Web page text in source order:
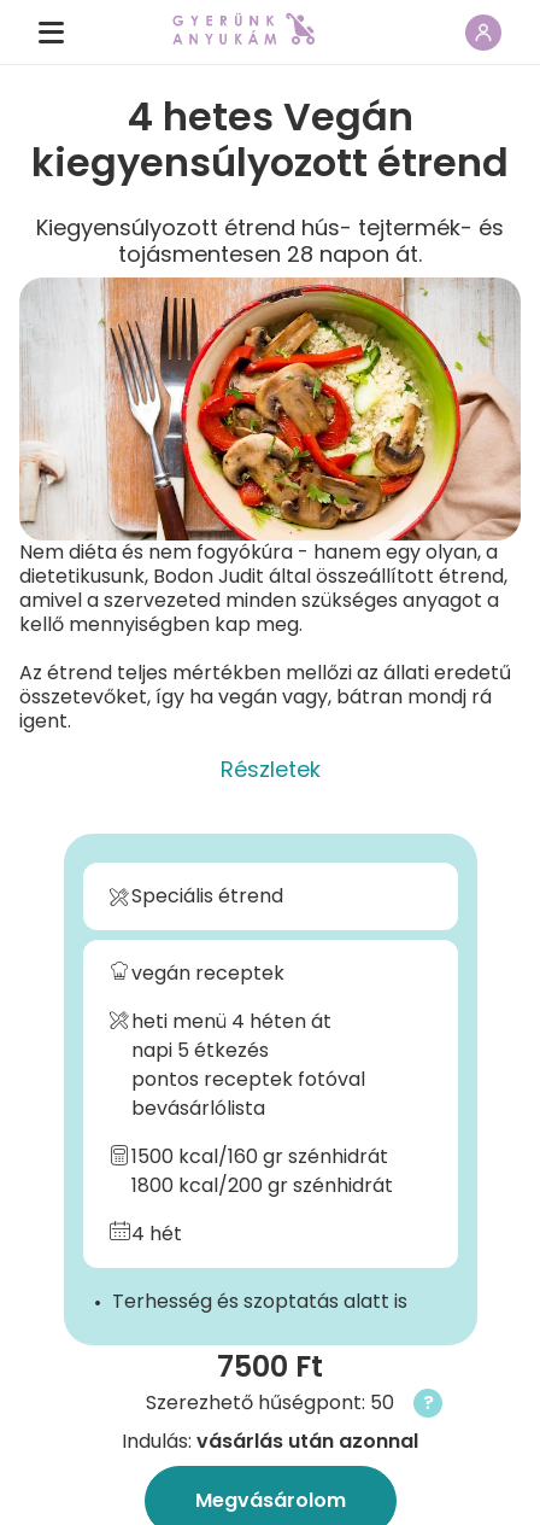
4 hetes Vegán
kiegyensúlyozott étrend
Kiegyensúlyozott étrend hús- tejtermék- és
tojásmentesen 28 napon át.
Részletek
Nem diéta és nem fogyókúra - hanem egy olyan, a
dietetikusunk, Bodon Judit által összeállított étrend,
amivel a szervezeted minden szükséges anyagot a
kellő mennyiségben kap meg.
Az étrend teljes mértékben mellőzi az állati eredetű
összetevőket, így ha vegán vagy, bátran mondj rá
igent.
Speciális étrend
vegán receptek
heti menü 4 héten át
napi 5 étkezés
pontos receptek fotóval
bevásárlólista
1500 kcal/160 gr szénhidrát
1800 kcal/200 gr szénhidrát
4 hét
Terhesség és szoptatás alatt is
7500 Ft
Szerezhető hűségpont: 50
?
Indulás: vásárlás után azonnal
Megvásárolom